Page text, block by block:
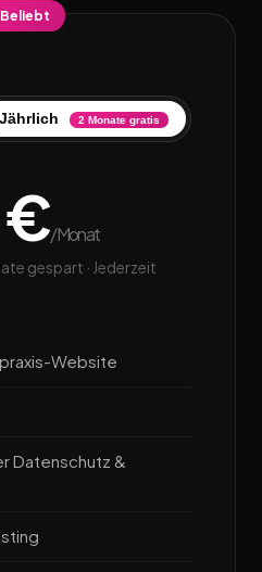
Jährlich 2 Monate gratis
€/Monat
gespart · Jederzeit
Website
Datenschutz &